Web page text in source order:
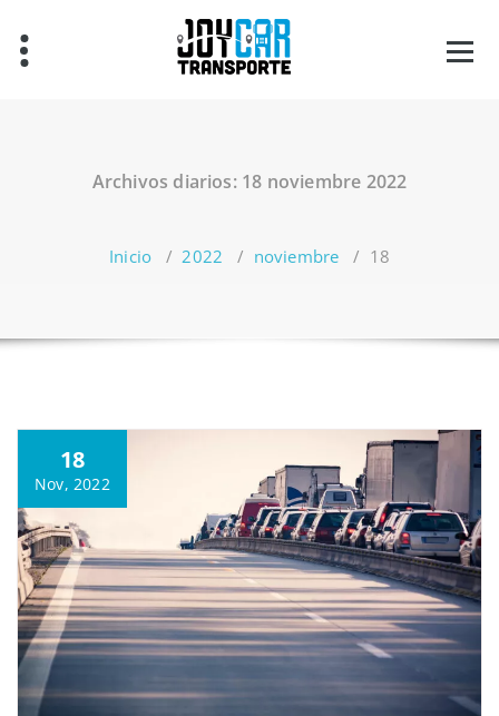
Archivos diarios: 18 noviembre 2022
Inicio /2022 / noviembre / 18
18
Nov, 2022